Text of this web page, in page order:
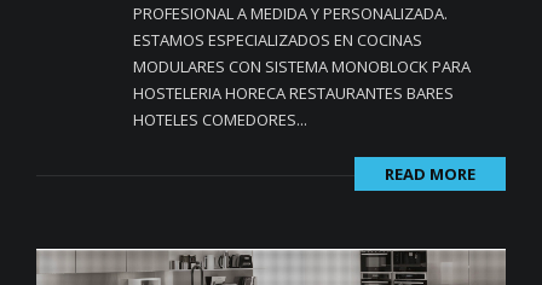
PROFESIONAL A MEDIDA Y PERSONALIZADA.
ESTAMOS ESPECIALIZADOS EN COCINAS
MODULARES CON SISTEMA MONOBLOCK PARA
HOSTELERIA HORECA RESTAURANTES BARES
HOTELES COMEDORES...
READ MORE